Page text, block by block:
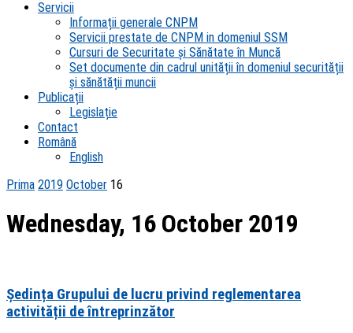
Servicii
Informații generale CNPM
Servicii prestate de CNPM in domeniul SSM
Cursuri de Securitate și Sănătate în Muncă
Set documente din cadrul unității în domeniul securității
și sănătății muncii
Publicații
Legislație
Contact
Română
English
Prima 2019 October 16
Wednesday, 16 October 2019
Ședința Grupului de lucru privind reglementarea
activității de întreprinzător